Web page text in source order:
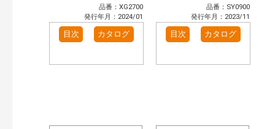
品番：XG2700
発行年月：2024/01
目次 カタログ
品番：SY0900
発行年月：2023/11
目次 カタログ